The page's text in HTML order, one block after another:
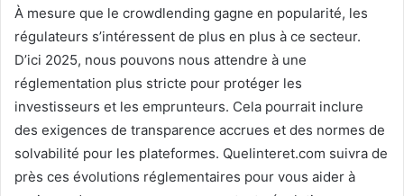
À mesure que le crowdlending gagne en popularité, les
régulateurs s’intéressent de plus en plus à ce secteur.
D’ici 2025, nous pouvons nous attendre à une
réglementation plus stricte pour protéger les
investisseurs et les emprunteurs. Cela pourrait inclure
des exigences de transparence accrues et des normes de
solvabilité pour les plateformes. Quelinteret.com suivra de
près ces évolutions réglementaires pour vous aider à